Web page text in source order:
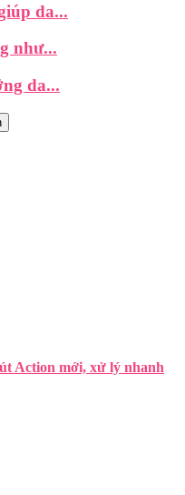
da...
như...
da...
Action mới, xử lý nhanh